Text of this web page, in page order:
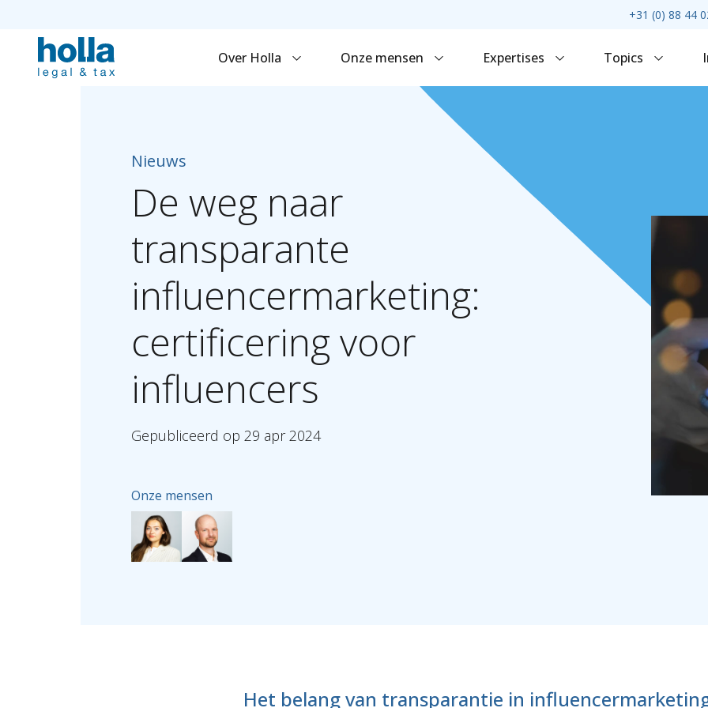
+31 (0) 88 44
Over Holla Onze mensen Expertises Topics
Nieuws
De weg naar
transparante
influencermarketing:
certificering voor
influencers
Gepubliceerd op 29 apr 2024
Onze mensen
Het belang van transparantie in